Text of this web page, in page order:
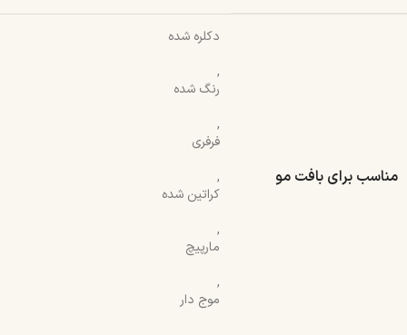
مناسب برای بافت مو
دکلره شده
,
رنگ شده
,
فرفری
,
کراتین شده
,
مارپیچ
,
موج دار